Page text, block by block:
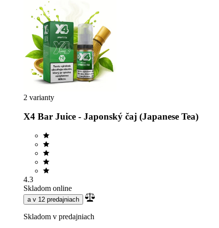
2 varianty
X4 Bar Juice - Japonský čaj (Japanese Tea)
4.3
Skladom online
a v 12 predajniach
Skladom v predajniach